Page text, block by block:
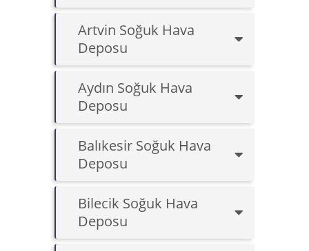
Artvin Soğuk Hava
Deposu
Aydın Soğuk Hava
Deposu
Balıkesir Soğuk Hava
Deposu
Bilecik Soğuk Hava
Deposu